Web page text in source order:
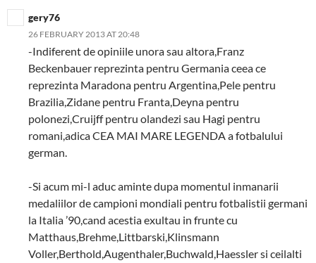
gery76
26 FEBRUARY 2013 AT 20:48
-Indiferent de opiniile unora sau altora,Franz
Beckenbauer reprezinta pentru Germania ceea ce
reprezinta Maradona pentru Argentina,Pele pentru
Brazilia,Zidane pentru Franta,Deyna pentru
polonezi,Cruijff pentru olandezi sau Hagi pentru
romani,adica CEA MAI MARE LEGENDA a fotbalului
german.
-Si acum mi-l aduc aminte dupa momentul inmanarii
medaliilor de campioni mondiali pentru fotbalistii germani
la Italia ’90,cand acestia exultau in frunte cu
Matthaus,Brehme,Littbarski,Klinsmann
Voller,Berthold,Augenthaler,Buchwald,Haessler si ceilalti